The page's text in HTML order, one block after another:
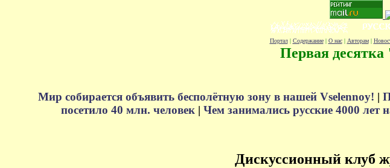
Портал| Содержание| О нас| Авторам|
Первая десятка
Мир собирается объявить бесполётную зону в нашей Vselennoy! |
посетило 40 млн. человек| Чем занимались русские 4000 лет
Дискуссионный клуб